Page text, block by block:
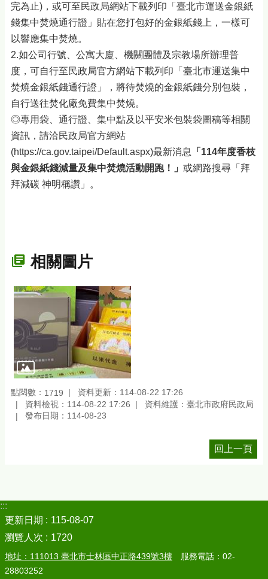
完為止)，或可至民政局網站下載列印「臺北市運送金銀紙
錢集中焚燒通行證」貼在您打包好的金銀紙錢上，一樣可
以響應集中焚燒。
2.如公司行號、公寓大廈、機關團體及宗教場所辦理普
度，可自行至民政局官方網站下載列印「臺北市運送集中
焚燒金銀紙錢通行證」，將待焚燒的金銀紙錢分別包裝，
自行送往焚化廠免費集中焚燒。
◎專用袋、通行證、集中點及以平安米包裝袋圖稿等相關
資訊，請洽民政局官方網站
(https://ca.gov.taipei/Default.aspx)最新消息
「114年度香枝
與金銀紙錢減量及集中焚燒活動開跑！」 或網路搜尋「拜
拜減碳 神明稱讚」。
相關圖片
點閱數： 1719
資料更新：114-08-22 17:26
資料檢視：114-08-22 17:26
資料維護：臺北市政府民政局
發布日期：114-08-23
回上一頁
:::
更新日期
115-08-07
瀏覽人次
1720
地址：111013 臺北市士林區中正路439號3樓 服務電話：02-
28803252